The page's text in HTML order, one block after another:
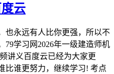
云
也永远有人比你更强，所以不
79学习网2026年一级建造师机
讲义百度云已经为大家更
比谁更努力，继续学习! 考点